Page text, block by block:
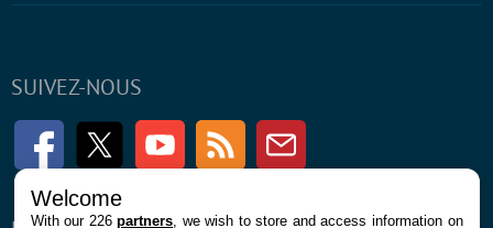
SUIVEZ-NOUS
FacebookTwitter Youtube RSS Newsletter
Welcome
With our 226partners , we wish to store and access information on